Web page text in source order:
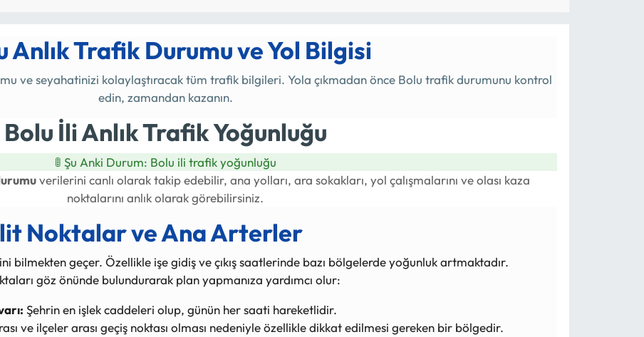
Anlık Trafik Durumu ve Yol Bilgisi
ve seyahatinizi kolaylaştıracak tüm trafik bilgileri. Yola çıkmadan önce Bolu trafik durumunu kontrol
edin, zamandan kazanın.
Bolu İli Anlık Trafik Yoğunluğu
🚦 Şu Anki Durum: Bolu ili trafik yoğunluğu
verilerini canlı olarak takip edebilir, ana yolları, ara sokakları, yol çalışmalarını ve olası kaza
noktalarını anlık olarak görebilirsiniz.
Noktalar ve Ana Arterler
geçer. Özellikle işe gidiş ve çıkış saatlerinde bazı bölgelerde yoğunluk artmaktadır.
göz önünde bulundurarak plan yapmanıza yardımcı olur:
Şehrin en işlek caddeleri olup, günün her saati hareketlidir.
ve ilçeler arası geçiş noktası olması nedeniyle özellikle dikkat edilmesi gereken bir bölgedir.